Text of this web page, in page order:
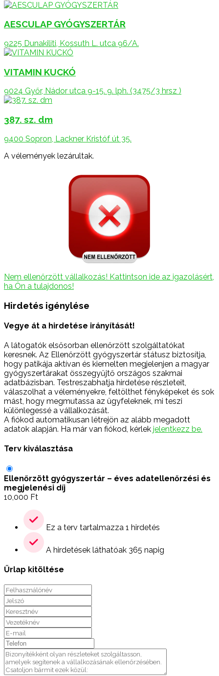
AESCULAP GYÓGYSZERTÁR
9225 Dunakiliti, Kossuth L. utca 96/A.
VITAMIN KUCKÓ
9024 Győr, Nádor utca 9-15. 9. lph. (3475/3 hrsz )
387. sz. dm
9400 Sopron, Lackner Kristóf út 35.
A vélemények lezárultak.
Nem ellenőrzött vállalkozás! Kattintson ide az igazolásért,
ha Ön a tulajdonos!
Hirdetés igénylése
Vegye át a hirdetése irányítását!
A látogatók elsősorban ellenőrzött szolgáltatókat
keresnek. Az Ellenőrzött gyógyszertár státusz biztosítja,
hogy patikája aktívan és kiemelten megjelenjen a magyar
gyógyszertárakat összegyűjtő országos szakmai
adatbázisban. Testreszabhatja hirdetése részleteit,
válaszolhat a véleményekre, feltölthet fényképeket és sok
mást, hogy megmutassa az ügyfeleknek, mi teszi
különlegessé a vállalkozását.
A fiókod automatikusan létrejön az alább megadott
adatok alapján. Ha már van fiókod, kérlek jelentkezz be.
Terv kiválasztása
Ellenőrzött gyógyszertár – éves adatellenőrzési és
megjelenési díj
10,000 Ft
Ez a terv tartalmazza 1 hirdetés
A hirdetések láthatóak 365 napig
Űrlap kitöltése